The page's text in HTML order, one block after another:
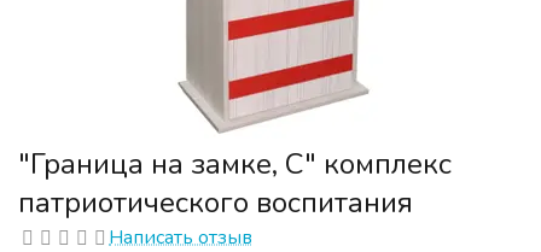
"Граница на замке, С" комплекс
патриотического воспитания
Написать отзыв